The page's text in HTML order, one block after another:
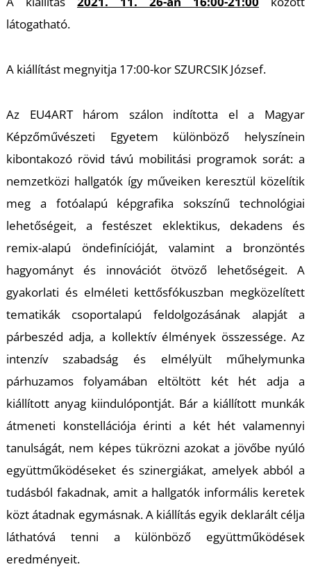
látogatható.
A kiállítást megnyitja 17:00-kor SZURCSIK József.
Az EU4ART három szálon indította el a Magyar
Képzőművészeti Egyetem különböző helyszínein
kibontakozó rövid távú mobilitási programok sorát: a
nemzetközi hallgatók így műveiken keresztül közelítik
meg a fotóalapú képgrafika sokszínű technológiai
lehetőségeit, a festészet eklektikus, dekadens és
remix-alapú öndefinícióját, valamint a bronzöntés
hagyományt és innovációt ötvöző lehetőségeit. A
gyakorlati és elméleti kettősfókuszban megközelített
tematikák csoportalapú feldolgozásának alapját a
párbeszéd adja, a kollektív élmények összessége. Az
intenzív szabadság és elmélyült műhelymunka
párhuzamos folyamában eltöltött két hét adja a
kiállított anyag kiindulópontját. Bár a kiállított munkák
átmeneti konstellációja érinti a két hét valamennyi
tanulságát, nem képes tükrözni azokat a jövőbe nyúló
együttműködéseket és szinergiákat, amelyek abból a
tudásból fakadnak, amit a hallgatók informális keretek
közt átadnak egymásnak. A kiállítás egyik deklarált célja
láthatóvá tenni a különböző együttműködések
eredményeit.